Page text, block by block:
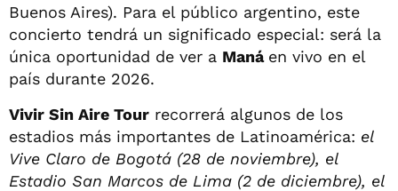
Buenos Aires). Para el público argentino, este
concierto tendrá un significado especial: será la
única oportunidad de ver a Maná en vivo en el
país durante 2026.
Vivir Sin Aire Tour recorrerá algunos de los
estadios más importantes de Latinoamérica: el
Vive Claro de Bogotá (28 de noviembre), el
Estadio San Marcos de Lima (2 de diciembre), el